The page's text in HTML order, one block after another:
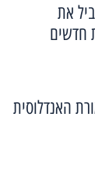
את
חדשים
האנדלוסית